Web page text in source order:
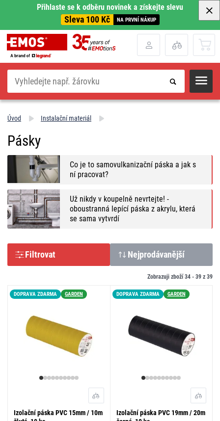
Přihlaste se k odběru novinek a získejte slevu
Sleva 100 Kč NA PRVNÍ NÁKUP
Hledat
Úvod Instalační materiál
Pásky
Co je to samovulkanizační páska a jak s
ní pracovat?
Už nikdy v koupelně nevrtejte! -
oboustranná lepící páska z akrylu, která
se sama vytvrdí
Filtrovat Nejprodávanější
Zobrazuji zboží 34 - 39 z 39
DOPRAVA ZDARMA GARDEN
Izolační páska PVC 15mm / 10m
DOPRAVA ZDARMA GARDEN
Izolační páska PVC 19mm / 20m